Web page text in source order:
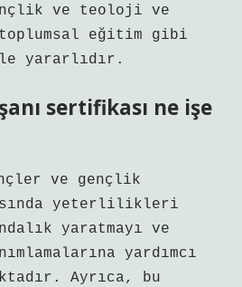
ve teoloji ve
eğitim gibi
yararlıdır.
sertifikası ne işe
ve gençlik
yeterlilikleri
yaratmayı ve
yardımcı
Ayrıca, bu